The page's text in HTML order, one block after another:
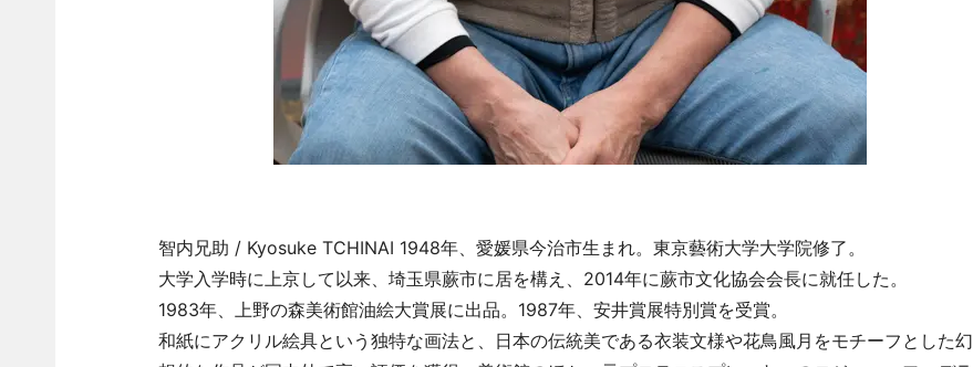
智内兄助 / Kyosuke TCHINAI 1948年、愛媛県今治市生まれ。東京藝術大学大学院修了。
大学入学時に上京して以来、埼玉県蕨市に居を構え、2014年に蕨市文化協会会長に就任した。
1983年、上野の森美術館油絵大賞展に出品。1987年、安井賞展特別賞を受賞。
和紙にアクリル絵具という独特な画法と、日本の伝統美である衣装文様や花鳥風月をモチーフとした幻